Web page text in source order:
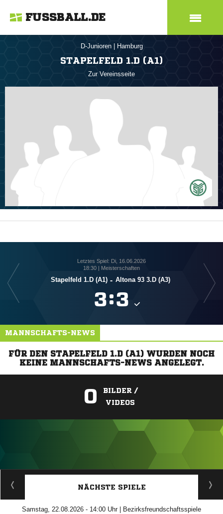
FUSSBALL.DE
D-Junioren Hamburg
STAPELFELD 1.D (A1)
Zur Vereinsseite
Letztes Spiel: Di, 16.06.2026
18:30 | Meisterschaften
Stapelfeld 1.D (A1) - Altona 93 3.D (A3)
:
MANNSCHAFTS-NEWS
FÜR DEN STAPELFELD 1.D (A1) WURDEN NOCH
KEINE MANNSCHAFTS-NEWS ANGELEGT.
0
BILDER /
VIDEOS
ANZEIGE
NÄCHSTE SPIELE
Samstag, 22.08.2026 - 14:00 Uhr | Bezirksfreundschaftsspiele